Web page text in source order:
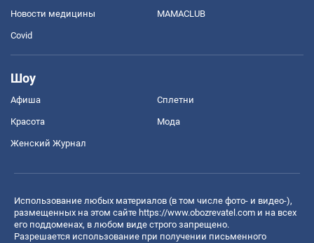
Новости медицины MAMACLUB
Covid
Шоу
Афиша Сплетни
Красота Мода
Женский Журнал
Использование любых материалов (в том числе фото- и видео-),
размещенных на этом сайте https://www.obozrevatel.com и на всех
его поддоменах, в любом виде строго запрещено.
Разрешается использование при получении письменного